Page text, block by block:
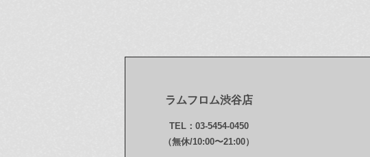
本年最後のお知らせです〜♪
ラムフロム渋谷店
TEL：03-5454-0450
（無休/10:00〜21:00）